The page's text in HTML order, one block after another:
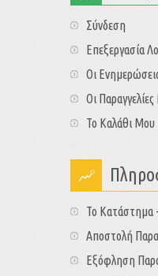
Σύνδεση
Επεξεργασία
Οι
Οι
Το Καλάθι Μου
Το Κατάστημα
Αποστολή
Εξόφληση